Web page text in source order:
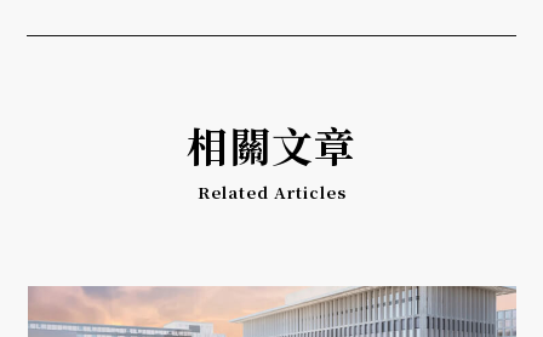
相關文章
Related Articles